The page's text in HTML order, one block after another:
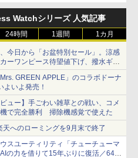
Watchシリーズ 人気記事
24時間 1週間 1カ月
今日から「お盆特別セール」。涼感
ーワンピース待望値下げ、撥水ギア
1990円に
GREEN APPLE」のコラボドーナ
よいよ発売！
ビュー】手ごわい雑草との戦い、コメ
機で完全勝利 掃除機感覚で使えた
天へのローミングを9月末で終了
スユーティリティ「チューチューマ
の力を借りて15年ぶりに復活／64bit